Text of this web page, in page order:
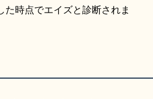
時点でエイズと診断されま